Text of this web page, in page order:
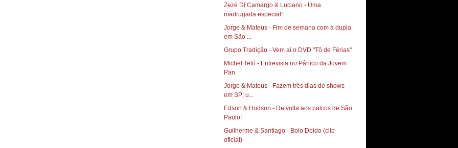
Zezé Di Camargo & Luciano - Uma
madrugada especial!
Jorge & Mateus - Fim de semana com a dupla
em São ...
Grupo Tradição - Vem ai o DVD "Tô de Férias"
Michel Teló - Entrevista no Pânico da Jovem
Pan
Jorge & Mateus - Fazem três dias de shows
em SP; u...
Edson & Hudson - De volta aos palcos de São
Paulo!‏
Guilherme & Santiago - Bolo Doido (clip
oficial)